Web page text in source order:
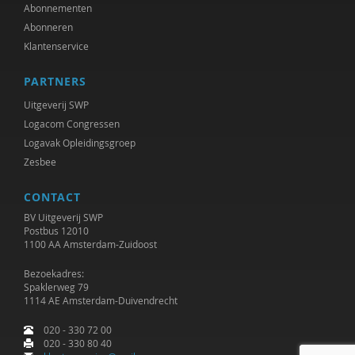
Jet Bussemaker
Mark Coeckelbergh
Mariëlle Cuijpers
Peter de Groot
Peter de Lange
Michiel de Ronde
Marcel de Rooij
Maurice de van der Schueren
Otto Dellemann
Abonnementen
Abonneren
Klantenservice
PARTNERS
Uitgeverij SWP
Logacom Congressen
Logavak Opleidingsgroep
Zesbee
CONTACT
BV Uitgeverij SWP
Postbus 12010
1100 AA Amsterdam-Zuidoost
Bezoekadres:
Spaklerweg 79
1114 AE Amsterdam-Duivendrecht
020 - 330 72 00
020 - 330 80 40